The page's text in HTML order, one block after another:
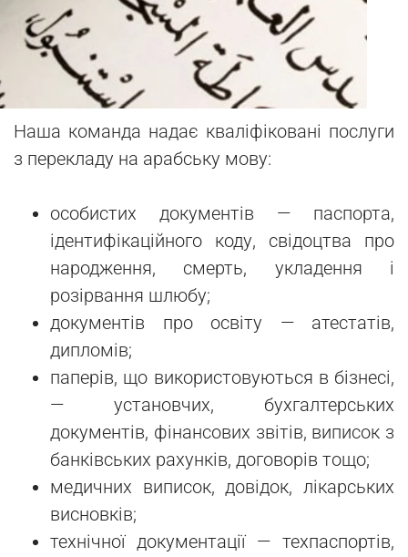
Наша команда надає кваліфіковані послуги
з перекладу на арабську мову:
особистих документів — паспорта,
ідентифікаційного коду, свідоцтва про
народження, смерть, укладення і
розірвання шлюбу;
документів про освіту — атестатів,
дипломів;
паперів, що використовуються в бізнесі,
— установчих, бухгалтерських
документів, фінансових звітів, виписок з
банківських рахунків, договорів тощо;
медичних виписок, довідок, лікарських
висновків;
технічної документації — техпаспортів,